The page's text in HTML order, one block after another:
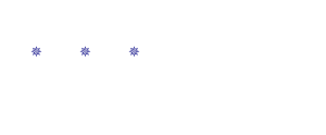
✵ ✵ ✵